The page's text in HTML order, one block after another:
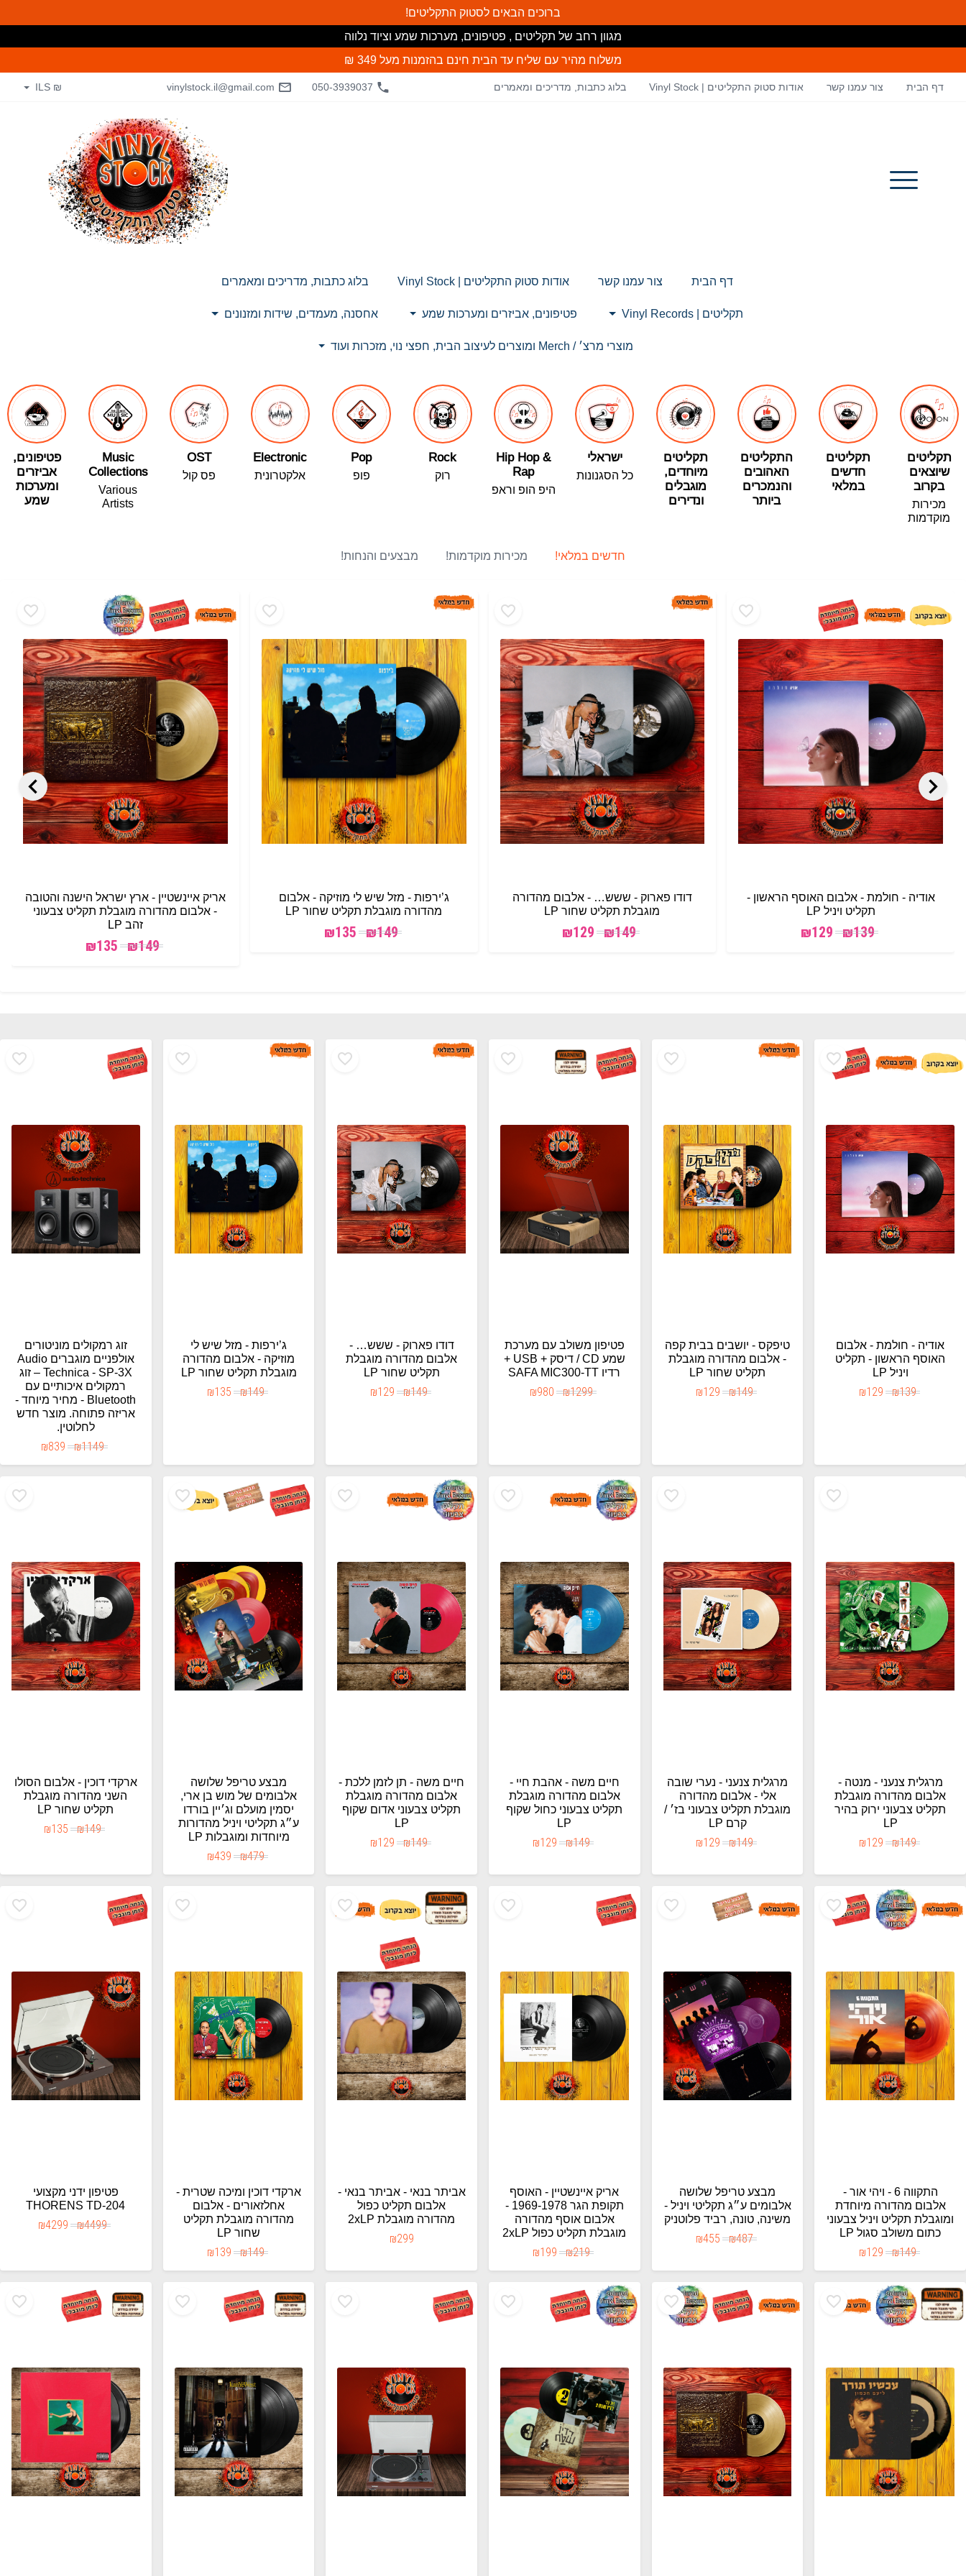
ברוכים הבאים לסטוק התקליטים!
מגוון רחב של תקליטים , פטיפונים, מערכות שמע וציוד נלווה
משלוח מהיר עם שליח עד הבית חינם בהזמנות מעל 349 ₪
דף הבית צור עמנו קשר אודות סטוק התקליטים | Vinyl Stock בלוג כתבות, מדריכים ומאמרים 050-3939037
vinylstock.il@gmail.com
₪ ILS
דף הבית צור עמנו קשר אודות סטוק התקליטים | Vinyl Stock בלוג כתבות, מדריכים ומאמרים
תקליטים | Vinyl Records פטיפונים, אביזרים ומערכות שמע אחסנה, מעמדים, שידות ומזנונים
מוצרי מרצ׳ / Merch ומוצרים לעיצוב הבית, חפצי נוי, מזכרות ועוד
תקליטים
שיוצאים
בקרוב
מכירות
מוקדמות
תקליטים
חדשים
במלאי
התקליטים
האהובים
והנמכרים
ביותר
תקליטים
מיוחדים,
מוגבלים
ונדירים
ישראלי
כל הסגנונות
Hip Hop &
Rap
היפ הופ וראפ
Rock
רוק
Pop
פופ
Electronic
אלקטרונית
OST
פס קול
Music
Collections
Various
Artists
פטיפונים,
אביזרים
ומערכות
שמע
חדשים במלאי! מכירות מוקדמות! מבצעים והנחות!
אודיה - חולמת - אלבום האוסף הראשון -
תקליט ויניל LP
₪139
₪129
דודו פארוק - ששש… - אלבום מהדורה
מוגבלת תקליט שחור LP
₪149
₪129
ג’ירפות - מזל שיש לי מוזיקה - אלבום
מהדורה מוגבלת תקליט שחור LP
₪149
₪135
אריק איינשטיין - ארץ ישראל הישנה והטובה
- אלבום מהדורה מוגבלת תקליט צבעוני
זהב LP
₪149
₪135
אודיה - חולמת - אלבום
האוסף הראשון - תקליט
ויניל LP
₪139
₪129
טיפקס - יושבים בבית קפה
- אלבום מהדורה מוגבלת
תקליט שחור LP
₪149
₪129
פטיפון משולב עם מערכת
שמע CD / דיסק + USB +
רדיו SAFA MIC300-TT
₪1299
₪980
דודו פארוק - ששש… -
אלבום מהדורה מוגבלת
תקליט שחור LP
₪149
₪129
ג’ירפות - מזל שיש לי
מוזיקה - אלבום מהדורה
מוגבלת תקליט שחור LP
₪149
₪135
‎זוג רמקולים מוניטורים
אולפניים מוגברים Audio
Technica - SP-3X – זוג
רמקולים איכותיים עם
Bluetooth - מחיר מיוחד -
אריזה פתוחה. מוצר חדש
לחלוטין.
₪1149
₪839
מרגלית צנעני - מנטה -
אלבום מהדורה מוגבלת
תקליט צבעוני ירוק בהיר
LP
₪149
₪129
מרגלית צנעני - נערי שובה
אלי - אלבום מהדורה
מוגבלת תקליט צבעוני בז׳ /
קרם LP
₪149
₪129
חיים משה - אהבת חיי -
אלבום מהדורה מוגבלת
תקליט צבעוני כחול שקוף
LP
₪149
₪129
חיים משה - תן לזמן ללכת -
אלבום מהדורה מוגבלת
תקליט צבעוני אדום שקוף
LP
₪149
₪129
מבצע טריפל שלושה
אלבומים של מוש בן ארי,
יסמין מועלם וג׳יין בורדו
ע״ג תקליטי ויניל מהדורות
מיוחדות ומוגבלות LP
₪479
₪439
ארקדי דוכין - אלבום הסולו
השני מהדורה מוגבלת
תקליט שחור LP
₪149
₪135
התקווה 6 - ויהי אור -
אלבום מהדורה מיוחדת
ומוגבלת תקליט ויניל צבעוני
כתום משולב סגול LP
₪149
₪129
מבצע טריפל שלושה
אלבומים ע״ג תקליטי ויניל -
משינה, טונה, רביד פלוטניק
₪487
₪455
אריק איינשטיין - האוסף
תקופת הגר 1969-1978 -
אלבום אוסף מהדורה
מוגבלת תקליט כפול 2xLP
₪219
₪199
אביתר בנאי - אביתר בנאי -
אלבום תקליט כפול
מהדורה מוגבלת 2xLP
₪299
ארקדי דוכין ומיכה שטרית -
אחלזאורים - אלבום
מהדורה מוגבלת תקליט
שחור LP
₪149
₪139
פטיפון ידני מקצועי
THORENS TD-204
₪4499
₪4299